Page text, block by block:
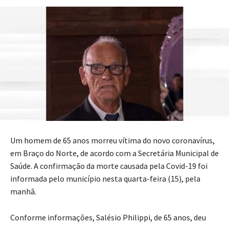
Um homem de 65 anos morreu vítima do novo coronavírus,
em Braço do Norte, de acordo com a Secretária Municipal de
Saúde. A confirmação da morte causada pela Covid-19 foi
informada pelo município nesta quarta-feira (15), pela
manhã.
Conforme informações, Salésio Philippi, de 65 anos, deu